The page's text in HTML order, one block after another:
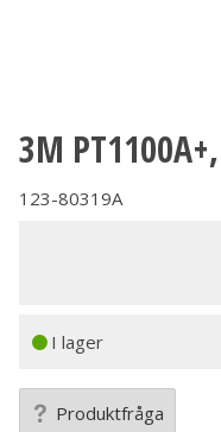
3M
123-80319A
I lager
Produktfråga